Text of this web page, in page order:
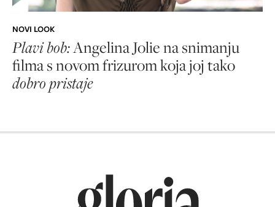
NOVI LOOK
Plavi bob:Angelina Jolie na snimanju
filma s novom frizurom koja joj tako
dobro pristaje